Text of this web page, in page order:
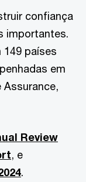
confiança
importantes.
149 países
em
Review
, e
.